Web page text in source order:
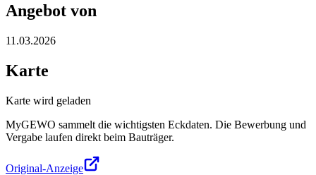
Angebot von
11.03.2026
Karte
Karte wird geladen
MyGEWO sammelt die wichtigsten Eckdaten. Die Bewerbung und
Vergabe laufen direkt beim Bauträger.
Original-Anzeige